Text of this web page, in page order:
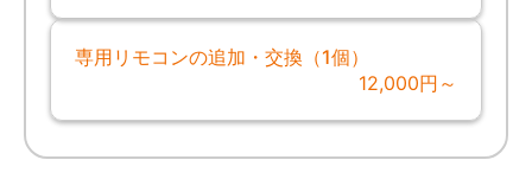
専用リモコンの追加・交換（1個）
12,000円～